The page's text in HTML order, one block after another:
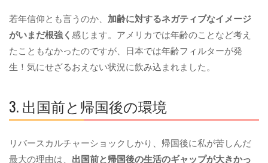
若年信仰とも言うのか、 加齢に対するネガティブなイメージ
がいまだ根強く 感じます。アメリカでは年齢のことなど考え
たこともなかったのですが、日本では年齢フィルターが発
生！気にせざるおえない状況に飲み込まれました。
3. 出国前と帰国後の環境
リバースカルチャーショックしかり、帰国後に私が苦しんだ
最大の理由は、 出国前と帰国後の生活のギャップが大きかっ